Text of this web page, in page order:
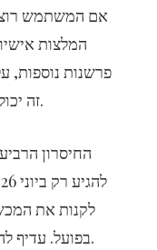
פרשנות נוספות,
זה יכול להוסיף לעלות הכוללת של המכשיר.
החיסרון
לקנות את
בפועל. עדיף להעריך אותו לפי מה שהוא מציע כיום.